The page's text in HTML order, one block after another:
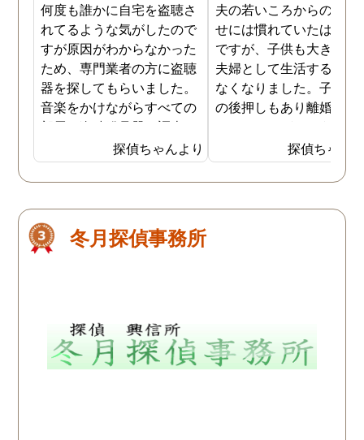
何度も誰かに自宅を盗聴さ
れてるような気がしたので
すが原因がわからなかった
ため、専門業者の方に盗聴
器を探してもらいました。
音楽をかけながらすべての
部屋を盗聴発見器で調査し
ていただいたのですが、何
も見つかりませんでした。
家の中には何も仕掛けられ
心したのですが、盗聴され
てるような気がしていたの
リはしませんでした。
探偵ちゃんより
夫の若いころからの浮気
せには慣れていたはずな
ですが、子供も大きくな
夫婦として生活する自身
なくなりました。子供た
の後押しもあり離婚を決
有利な条件でと思い、浮
の証拠写真集めを依頼し
した。電話連絡し、喫茶
目的を話すと「一番多い
おり、不満はありません
した。
探偵ちゃん
冬月探偵事務所